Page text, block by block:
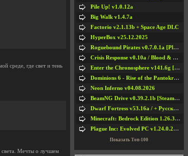
среде, где свет и тень
света. Мечты о лучшем
Pile Up! v1.0.12a
Big Walk v1.4.7a
Factorio v2.1.13b + Space Age DLC
HyperBox v25.12.2025
Roguebound Pirates v0.7.0.1a [Playtest]
Crisis Response v0.10a / Blood & Bullet
Enter the Chronosphere v141.6g [Steam Early Access]
Dominions 6 - Rise of the Pantokrator v6.35a
Neon Inferno v04.08.2026
BeamNG Drive v0.39.2.1b [Steam Early Access]
Dwarf Fortress v53.16a / + Русская Версия v50.12a
Minecraft: Bedrock Edition 1.26.33.1a / + TLauncher v2.89
Plague Inc: Evolved PC v1.24.0.2a + All DLCs
Показать Топ-100